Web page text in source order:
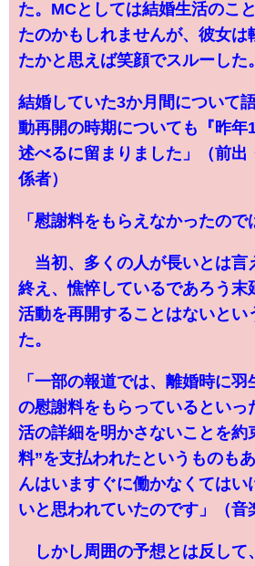
た。MCとしては結婚生活のこ
たのかもしれませんが、彼女は
たかと思えば笑顔でスルーした。
結婚していた3か月間について
動再開の時期についても『昨年
述べるに留まりました」（前出
係者）
「慰謝料をもらえなかったので
当初、多くの人が長いとは言
終え、憔悴しているであろう末
活動を再開することはないとい
た。
「一部の報道では、離婚時に
の慰謝料をもらっているといっ
活の詳細を明かさないことを約
料”を支払われたというものも
んはいますぐに働かなくてはい
いと思われていたのです」（音
しかし周囲の予想とは反して